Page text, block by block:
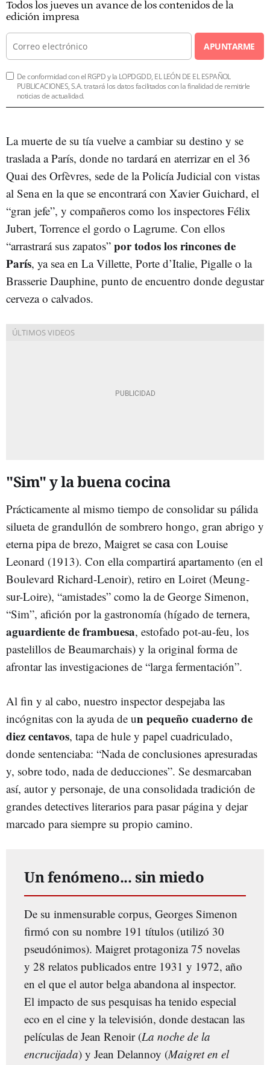
Todos los jueves un avance de los contenidos de la
edición impresa
APUNTARME
De conformidad con el RGPD y la LOPDGDD, EL LEÓN DE EL ESPAÑOL
PUBLICACIONES, S.A. tratará los datos facilitados con la finalidad de remitirle
noticias de actualidad.
La muerte de su tía vuelve a cambiar su destino y se
traslada a París, donde no tardará en aterrizar en el 36
Quai des Orfèvres, sede de la Policía Judicial con vistas
al Sena en la que se encontrará con Xavier Guichard, el
“gran jefe”, y compañeros como los inspectores Félix
Jubert, Torrence el gordo o Lagrume. Con ellos
“arrastrará sus zapatos” por todos los rincones de
París, ya sea en La Villette, Porte d’Italie, Pigalle o la
Brasserie Dauphine, punto de encuentro donde degustar
cerveza o calvados.
"Sim" y la buena cocina
Prácticamente al mismo tiempo de consolidar su pálida
silueta de grandullón de sombrero hongo, gran abrigo y
eterna pipa de brezo, Maigret se casa con Louise
Leonard (1913). Con ella compartirá apartamento (en el
Boulevard Richard-Lenoir), retiro en Loiret (Meung-
sur-Loire), “amistades” como la de George Simenon,
“Sim”, afición por la gastronomía (hígado de ternera,
aguardiente de frambuesa, estofado pot-au-feu, los
pastelillos de Beaumarchais) y la original forma de
afrontar las investigaciones de “larga fermentación”.
Al fin y al cabo, nuestro inspector despejaba las
incógnitas con la ayuda de un pequeño cuaderno de
diez centavos, tapa de hule y papel cuadriculado,
donde sentenciaba: “Nada de conclusiones apresuradas
y, sobre todo, nada de deducciones”. Se desmarcaban
así, autor y personaje, de una consolidada tradición de
grandes detectives literarios para pasar página y dejar
marcado para siempre su propio camino.
Un fenómeno... sin miedo
De su inmensurable corpus, Georges Simenon
firmó con su nombre 191 títulos (utilizó 30
pseudónimos). Maigret protagoniza 75 novelas
y 28 relatos publicados entre 1931 y 1972, año
en el que el autor belga abandona al inspector.
El impacto de sus pesquisas ha tenido especial
eco en el cine y la televisión, donde destacan las
películas de Jean Renoir (La noche de la
encrucijada) y Jean Delannoy (Maigret en el